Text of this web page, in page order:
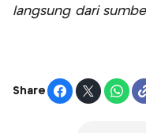
langsung dari
Share